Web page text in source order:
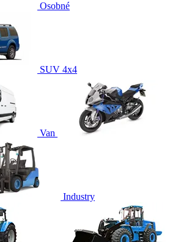
Osobné
SUV 4x4
Van
Industry